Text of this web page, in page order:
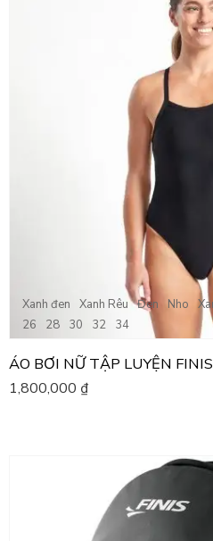
Xanh đen Xanh Rêu Đen Nho
26
28 30 32 34
ÁO BƠI NỮ TẬP LUYỆN
1,800,000 ₫